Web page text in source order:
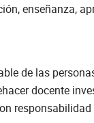
enseñanza,
de las
docente